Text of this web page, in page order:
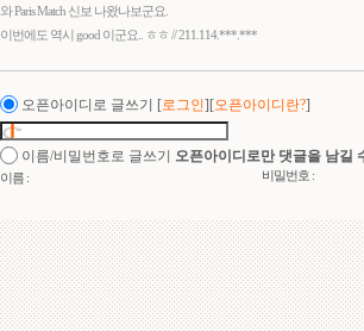
와 Paris Match 신보 나왔나보군요.
이번에도 역시 good 이군요.. ㅎㅎ // 211.114.***.***
오픈아이디로 글쓰기 [로그인][오픈아이디란?]
이름/비밀번호로 글쓰기 오픈아이디로만 댓글을 남길
이름 : 비밀번호 :